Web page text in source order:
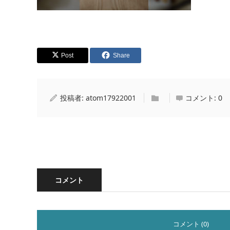
Post Share
投稿者: atom17922001 コメント: 0
コメント
コメント (0)